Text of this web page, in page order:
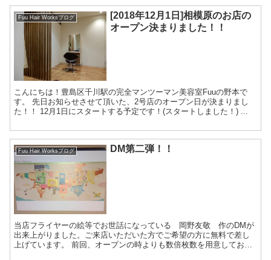
Fuu Hair Worksブログ
[2018年12月1日]相模原のお店の
オープン決まりました！！
こんにちは！豊島区千川駅の完全マンツーマン美容室Fuuの野本で
す。 先日お知らせさせて頂いた、2号店のオープン日が決まりまし
た！！ 12月1日にスタートする予定です！(スタートしました！) ...
Fuu Hair Worksブログ DM第二弾！！
当店フライヤーの絵等でお世話になっている 岡野友敬 作のDMが
出来上がりました。ご来店いただいた方でご希望の方に無料で差し
上げています。 前回、オープンの時よりも数倍枚数を用意しており